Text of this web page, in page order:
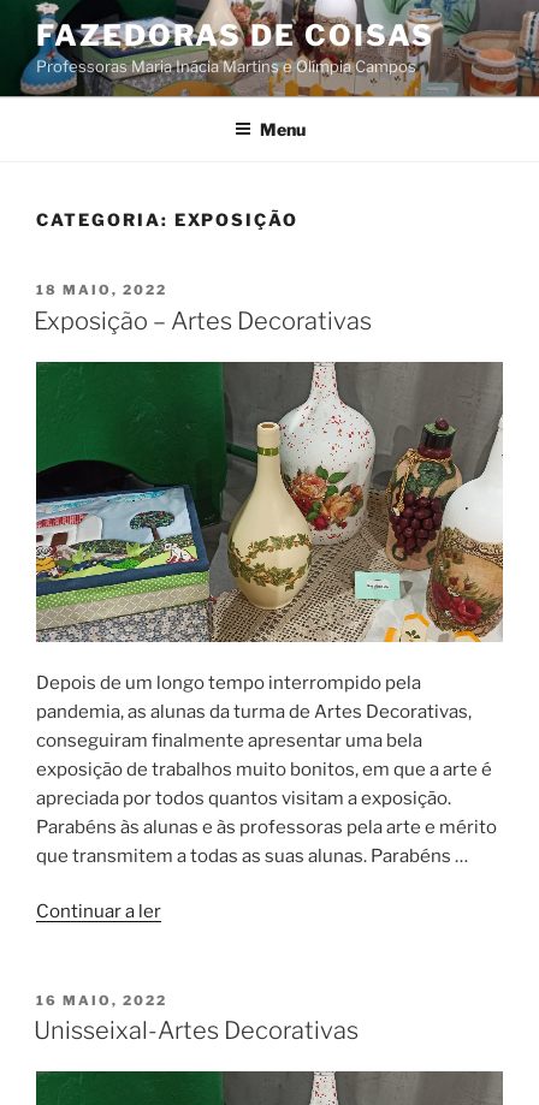
Saltar
conteúdo
FAZEDORAS DE COISAS
Professoras Maria Inácia Martins e Olímpia Campos
Menu
CATEGORIA: EXPOSIÇÃO
PUBLICADO
EM
18 MAIO, 2022
Exposição – Artes Decorativas
Depois de um longo tempo interrompido pela
pandemia, as alunas da turma de Artes Decorativas,
conseguiram finalmente apresentar uma bela
exposição de trabalhos muito bonitos, em que a arte é
apreciada por todos quantos visitam a exposição.
Parabéns às alunas e às professoras pela arte e mérito
que transmitem a todas as suas alunas. Parabéns …
Continuar a ler“Exposição
Decorativas”
PUBLICADO
EM
16 MAIO, 2022
Unisseixal-Artes Decorativas